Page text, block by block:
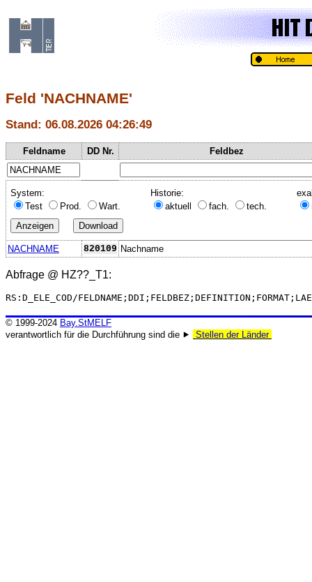
Feld 'NACHNAME'
Stand: 06.08.2026 04:26:49
Feldname DD Nr. Feldbez
System:
Test
Prod. Wart.
Historie:
aktuell
fach. tech.
NACHNAME 820109 Nachname
Abfrage @ HZ??_T1:
RS:D_ELE_COD/
© 1999-2024 Bay.StMELF
verantwortlich für die Durchführung sind die ⯈
Stellen der Länder